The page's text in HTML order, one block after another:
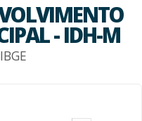
- IDH-M